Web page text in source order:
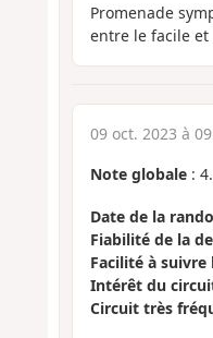
Promenade
entre le facile et
09 oct. 2023 à
Note globale:
Date de la
Fiabilité de la
Facilité à
Intérêt du
Circuit très